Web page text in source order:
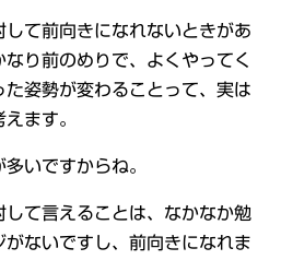
て前向きになれないときがあ
り前のめりで、よくやってく
姿勢が変わることって、実は
ます。
いですからね。
て言えることは、なかなか勉
ないですし、前向きになれま